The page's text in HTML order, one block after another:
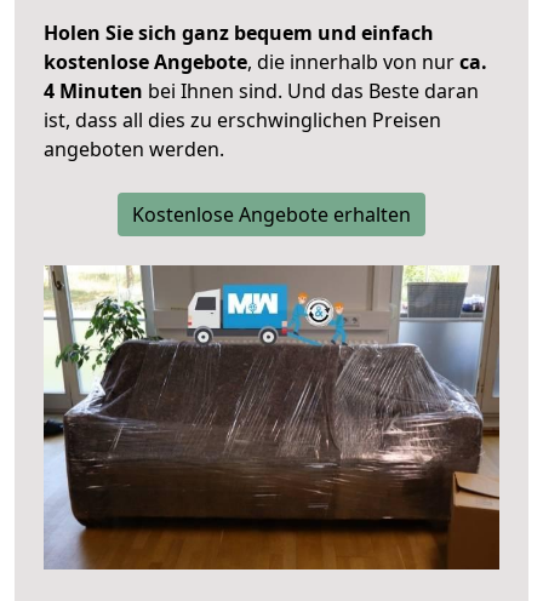
Holen Sie sich ganz bequem und einfach
kostenlose Angebote, die innerhalb von nurca.
4 Minuten bei Ihnen sind. Und das Beste daran
ist, dass all dies zu erschwinglichen Preisen
angeboten werden.
Kostenlose Angebote erhalten